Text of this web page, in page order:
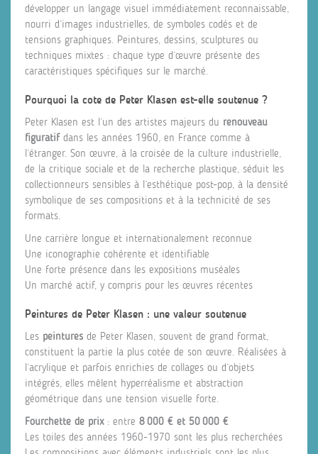
développer un langage visuel immédiatement reconnaissable,
nourri d’images industrielles, de symboles codés et de
tensions graphiques. Peintures, dessins, sculptures ou
techniques mixtes : chaque type d’œuvre présente des
caractéristiques spécifiques sur le marché.
Pourquoi la cote de Peter Klasen est-elle soutenue ?
Peter Klasen est l’un des artistes majeurs du renouveau
figuratifdans les années 1960, en France comme à
l’étranger. Son œuvre, à la croisée de la culture industrielle,
de la critique sociale et de la recherche plastique, séduit les
collectionneurs sensibles à l’esthétique post-pop, à la densité
symbolique de ses compositions et à la technicité de ses
formats.
Une carrière longue et internationalement reconnue
Une iconographie cohérente et identifiable
Une forte présence dans les expositions muséales
Un marché actif, y compris pour les œuvres récentes
Peintures de Peter Klasen : une valeur soutenue
Les peintures de Peter Klasen, souvent de grand format,
constituent la partie la plus cotée de son œuvre. Réalisées à
l’acrylique et parfois enrichies de collages ou d’objets
intégrés, elles mêlent hyperréalisme et abstraction
géométrique dans une tension visuelle forte.
Fourchette de prix: entre 8 000 € et 50 000 €
Les toiles des années 1960-1970 sont les plus recherchées